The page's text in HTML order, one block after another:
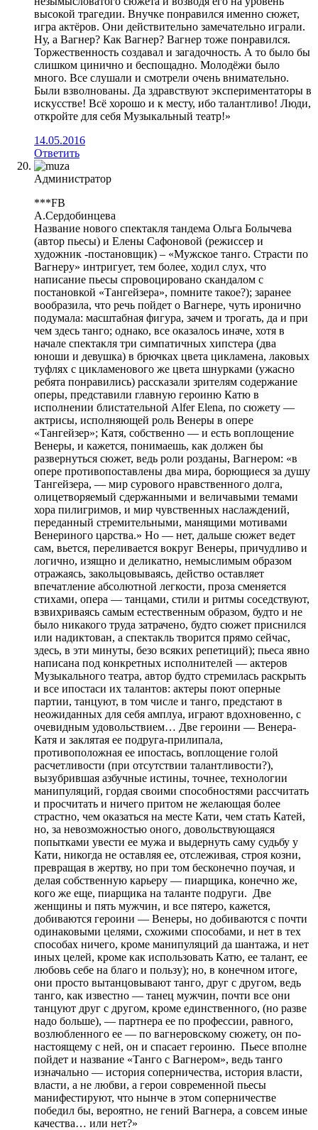
высокой трагедии. Внучке понравился именно сюжет,
игра актёров. Они действительно замечательно играли.
Ну, а Вагнер? Как Вагнер? Вагнер тоже понравился.
Торжественность создавал и загадочность. А то было бы
слишком цинично и беспощадно. Молодёжи было
много. Все слушали и смотрели очень внимательно.
Были взволнованы. Да здравствуют экспериментаторы в
искусстве! Всё хорошо и к месту, ибо талантливо! Люди,
откройте для себя Музыкальный театр!»
14.05.2016
Ответить
Администратор
***FB
А.Сердобинцева
Название нового спектакля тандема Ольга Болычева
(автор пьесы) и Елены Сафоновой (режиссер и
художник -постановщик) – «Мужское танго. Страсти по
Вагнеру» интригует, тем более, ходил слух, что
написание пьесы спровоцировано скандалом с
постановкой «Тангейзера», помните такое?); заранее
вообразила, что речь пойдет о Вагнере, чуть иронично
подумала: масштабная фигура, зачем и трогать, да и при
чем здесь танго; однако, все оказалось иначе, хотя в
начале спектакля три симпатичных хипстера (два
юноши и девушка) в брючках цвета цикламена, лаковых
туфлях с цикламенового же цвета шнурками (ужасно
ребята понравились) рассказали зрителям содержание
оперы, представили главную героиню Катю в
исполнении блистательной Alfer Elena, по сюжету —
актрисы, исполняющей роль Венеры в опере
«Тангейзер»; Катя, собственно — и есть воплощение
Венеры, и кажется, понимаешь, как должен бы
развернуться сюжет, ведь роли розданы, Вагнером: «в
опере противопоставлены два мира, борющиеся за душу
Тангейзера, — мир сурового нравственного долга,
олицетворяемый сдержанными и величавыми темами
хора пилигримов, и мир чувственных наслаждений,
переданный стремительными, манящими мотивами
Венериного царства.» Но — нет, дальше сюжет ведет
сам, вьется, переливается вокруг Венеры, причудливо и
логично, изящно и деликатно, немыслимым образом
отражаясь, закольцовываясь, действо оставляет
впечатление абсолютной легкости, проза сменяется
стихами, опера — танцами, стили и ритмы соседствуют,
взвихриваясь самым естественным образом, будто и не
было никакого труда затрачено, будто сюжет приснился
или надиктован, а спектакль творится прямо сейчас,
здесь, в эти минуты, безо всяких репетиций); пьеса явно
написана под конкретных исполнителей — актеров
Музыкального театра, автор будто стремилась раскрыть
и все ипостаси их талантов: актеры поют оперные
партии, танцуют, в том числе и танго, предстают в
неожиданных для себя амплуа, играют вдохновенно, с
очевидным удовольствием… Две героини — Венера-
Катя и заклятая ее подруга-прилипала,
противоположная ее ипостась, воплощение голой
расчетливости (при отсутствии талантливости?),
вызубрившая азбучные истины, точнее, технологии
манипуляций, гордая своими способностями рассчитать
и просчитать и ничего притом не желающая более
страстно, чем оказаться на месте Кати, чем стать Катей,
но, за невозможностью оного, довольствующаяся
попытками увести ее мужа и выдернуть саму судьбу у
Кати, никогда не оставляя ее, отслеживая, строя козни,
превращая в жертву, но при том бесконечно поучая, и
делая собственную карьеру — пиарщика, конечно же,
кого же еще, пиарщика на таланте подруги. Две
женщины и пять мужчин, и все пятеро, кажется,
добиваются героини — Венеры, но добиваются с почти
одинаковыми целями, схожими способами, и нет в тех
способах ничего, кроме манипуляций да шантажа, и нет
иных целей, кроме как использовать Катю, ее талант, ее
любовь себе на благо и пользу); но, в конечном итоге,
они просто вытанцовывают танго, друг с другом, ведь
танго, как известно — танец мужчин, почти все они
танцуют друг с другом, кроме единственного, (но разве
надо больше), — партнера ее по профессии, равного,
возлюбленного ее — по вагнеровскому сюжету, он по-
настоящему с ней, он и спасает героиню. Пьесе вполне
пойдет и название «Танго с Вагнером», ведь танго
изначально — история соперничества, история власти,
власти, а не любви, а герои современной пьесы
манифестируют, что нынче в этом соперничестве
победил бы, вероятно, не гений Вагнера, а совсем иные
качества… или нет?»